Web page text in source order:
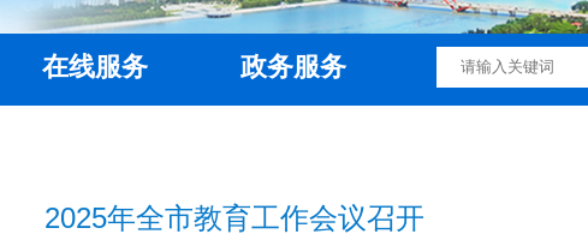
在线服务 政务服务
2025年全市教育工作会议召开